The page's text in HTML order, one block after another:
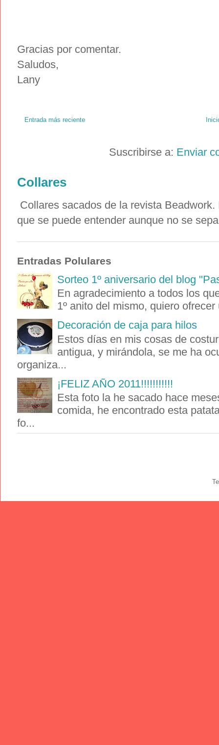
Gracias por comentar.
Saludos,
Lany
Entrada más reciente
Suscribirse a: Enviar
Collares
Collares sacados de la revista
que se puede entender aunque no se
Entradas Polulares
Sorteo 1º aniversario del blog
En agradecimiento a todos los
1º anito del mismo, quiero
Decoración de caja para hilos
Estos días en mis cosas de
antigua, y mirándola, se me ha
organiza...
¡FELIZ AÑO 2011!!!!!!!!!!!
Esta foto la he sacado hace
comida, he encontrado esta
fo...